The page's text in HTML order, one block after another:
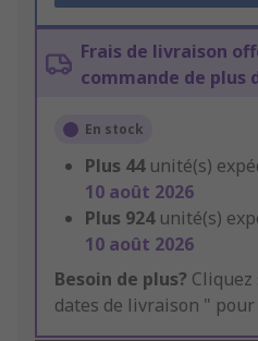
Frais de livraison
commande de plus
En stock
Plus 44 unité(s)
10 août 2026
Plus 924 unité(s)
10 août 2026
Besoin de plus?
dates de livraison "